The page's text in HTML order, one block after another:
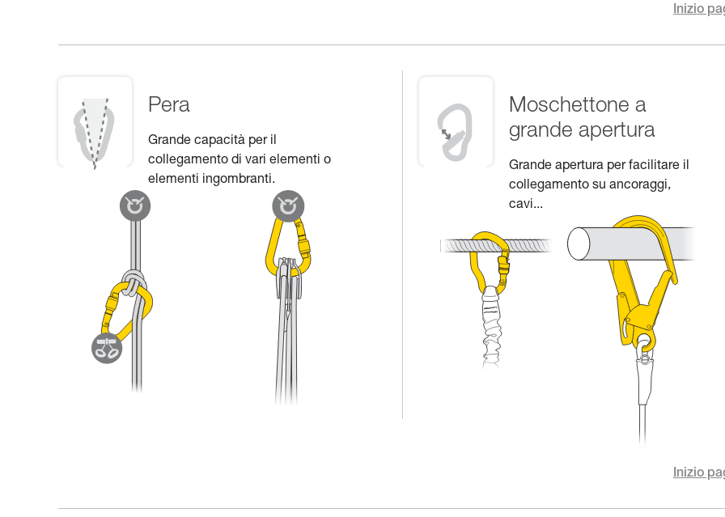
Inizio
Pera
Grande capacità per il
collegamento di vari elementi o
elementi ingombranti.
Moschettone a
grande apertura
Grande apertura per facilitare il
collegamento su ancoraggi,
cavi...
Inizio